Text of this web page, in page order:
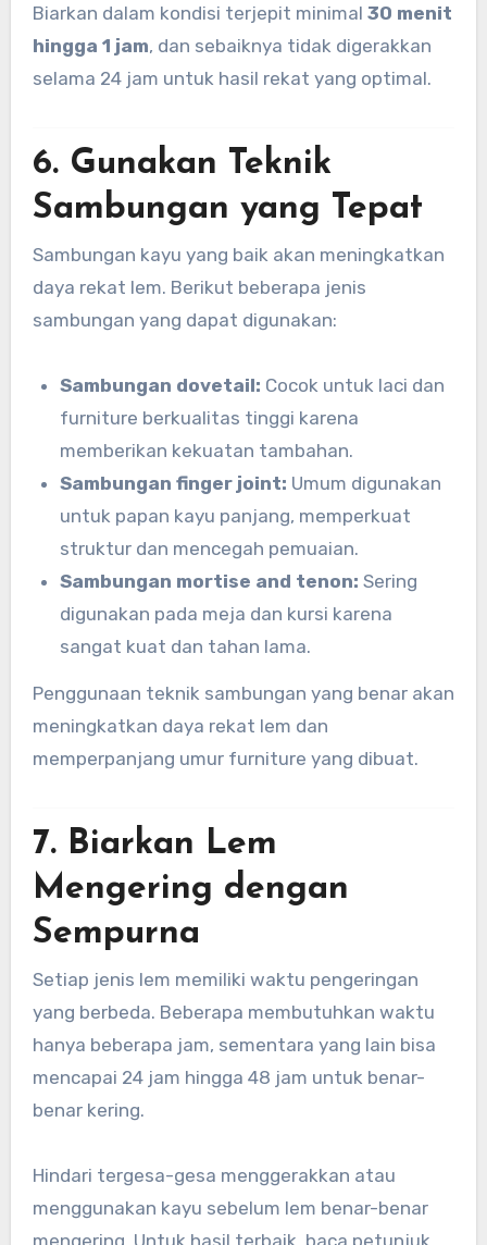
Biarkan dalam kondisi terjepit minimal 30 menit
hingga 1 jam, dan sebaiknya tidak digerakkan
selama 24 jam untuk hasil rekat yang optimal.
6. Gunakan Teknik
Sambungan yang Tepat
Sambungan kayu yang baik akan meningkatkan
daya rekat lem. Berikut beberapa jenis
sambungan yang dapat digunakan:
Sambungan dovetail: Cocok untuk laci dan
furniture berkualitas tinggi karena
memberikan kekuatan tambahan.
Sambungan finger joint: Umum digunakan
untuk papan kayu panjang, memperkuat
struktur dan mencegah pemuaian.
Sambungan mortise and tenon: Sering
digunakan pada meja dan kursi karena
sangat kuat dan tahan lama.
Penggunaan teknik sambungan yang benar akan
meningkatkan daya rekat lem dan
memperpanjang umur furniture yang dibuat.
7. Biarkan Lem
Mengering dengan
Sempurna
Setiap jenis lem memiliki waktu pengeringan
yang berbeda. Beberapa membutuhkan waktu
hanya beberapa jam, sementara yang lain bisa
mencapai 24 jam hingga 48 jam untuk benar-
benar kering.
Hindari tergesa-gesa menggerakkan atau
menggunakan kayu sebelum lem benar-benar
mengering. Untuk hasil terbaik, baca petunjuk